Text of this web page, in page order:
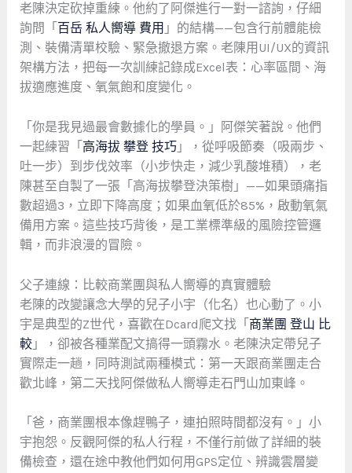
老陳決定砍掉重練。他約了阿傑進行一對一諮詢，仔細
詢問「 百岳 私人嚮導 費用 」的結構——包含行前體能檢
測、裝備清單校驗、緊急撤退方案。老陳用UI/UX的資訊
架構方法，把每一次訓練記錄成Excel表：心率區間、海
拔適應進度、氧氣飽和度變化。
「你是我見過最會數據化的學員。」阿傑笑著說。他們
一起練習「 高海拔 攀登 技巧」，從呼吸節奏（吸兩步、
吐一步）到步伐效率（小步快走，減少乳酸堆積），老
陳甚至自製了一張「高海拔攀登決策樹」——如果頭痛指
數超過3，立即下降高度；如果血氧低於85%，啟動氧氣
備用方案。這些技巧背後，是工業標準級的風險控管邏
輯，而非浪漫的冒險。
父子連線：比較商業團與私人嚮導的真實體驗
老陳的改變讓念大學的兒子小宇（化名）也心動了。小
宇是典型的Z世代，喜歡在Dcard爬文找「 商業團 登山 比
較」，卻被各種業配文搞得一頭霧水。老陳決定帶兒子
實際走一趟，同時測試兩種模式：第一天跟商業團走合
歡北峰，第二天找阿傑做私人嚮導走石門山加東峰。
「爸，商業團根本像趕鴨子，連拍照時間都沒有。」小
宇抱怨。反觀阿傑的私人行程，不僅行前做了詳細的裝
備檢查，還在途中教他們如何用GPS定位、辨識雲層變